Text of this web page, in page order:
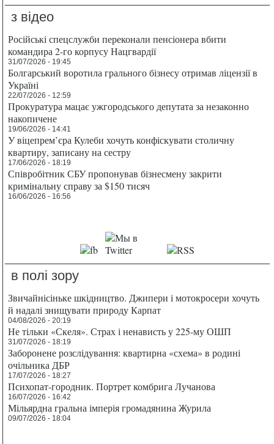
з відео
Російські спецслужби переконали пенсіонера вбити
командира 2-го корпусу Нацгвардії
31/07/2026 - 19:45
Болгарський воротила грального бізнесу отримав ліцензії в
Україні
22/07/2026 - 12:59
Прокуратура мацає ужгородського депутата за незаконно
накопичене
19/06/2026 - 14:41
У віцепрем’єра Кулеби хочуть конфіскувати столичну
квартиру, записану на сестру
17/06/2026 - 18:19
Співробітник СБУ пропонував бізнесмену закрити
кримінальну справу за $150 тисяч
16/06/2026 - 16:56
в полі зору
Звичайнісіньке шкідництво. Джипери і мотокросери хочуть
й надалі знищувати природу Карпат
04/08/2026 - 20:19
Не тільки «Скеля». Страх і ненависть у 225-му ОШП
31/07/2026 - 18:19
Заборонене розслідування: квартирна «схема» в родині
очільника ДБР
17/07/2026 - 18:27
Психопат-городник. Портрет комбрига Лучанова
16/07/2026 - 16:42
Мільярдна гральна імперія громадянина Журила
09/07/2026 - 18:04